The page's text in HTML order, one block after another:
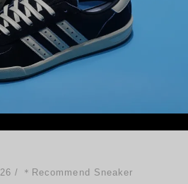
/ ＊Recommend Sneaker